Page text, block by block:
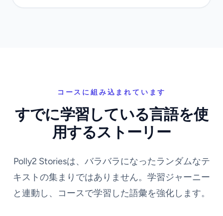
コースに組み込まれています
すでに学習している言語を使
用するストーリー
Polly2 Storiesは、バラバラになったランダムなテ
キストの集まりではありません。学習ジャーニー
と連動し、コースで学習した語彙を強化します。